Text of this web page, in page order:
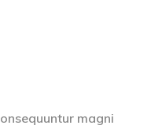
magni